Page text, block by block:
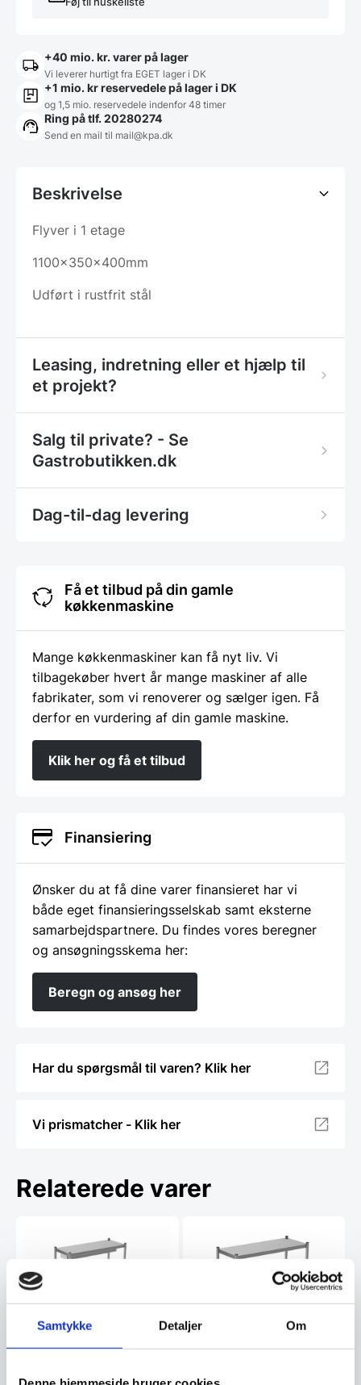
Samtykke Detaljer Om
+40 mio. kr. varer på lager
Vi leverer hurtigt fra EGET lager i DK
+1 mio. kr reservedele på lager i DK
og 1,5 mio. reservedele indenfor 48 timer
Ring på tlf. 20280274
Send en mail til mail@kpa.dk
Beskrivelse
Flyver i 1 etage
1100x350x400mm
Udført i rustfrit stål
Leasing, indretning eller et hjælp til
et projekt?
Salg til private? - Se
Gastrobutikken.dk
Dag-til-dag levering
Få et tilbud på din gamle
køkkenmaskine
Mange køkkenmaskiner kan få nyt liv. Vi
tilbagekøber hvert år mange maskiner af alle
fabrikater, som vi renoverer og sælger igen. Få
derfor en vurdering af din gamle maskine.
Klik her og få et tilbud
Finansiering
Ønsker du at få dine varer finansieret har vi
både eget finansieringsselskab samt eksterne
samarbejdspartnere. Du findes vores beregner
og ansøgningsskema her:
Beregn og ansøg her
Har du spørgsmål til varen? Klik her
Vi prismatcher - Klik her
Relaterede varer